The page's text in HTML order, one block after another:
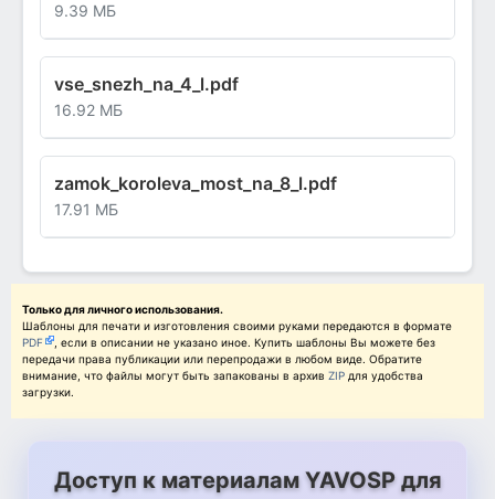
9.39 МБ
vse_snezh_na_4_l.pdf
16.92 МБ
zamok_koroleva_most_na_8_l.pdf
17.91 МБ
Только для личного использования.
Шаблоны для печати и изготовления своими руками передаются в формате
PDF
, если в описании не указано иное. Купить шаблоны Вы можете без
передачи права публикации или перепродажи в любом виде. Обратите
внимание, что файлы могут быть запакованы в архив ZIP для удобства
загрузки.
Доступ к материалам YAVOSP для